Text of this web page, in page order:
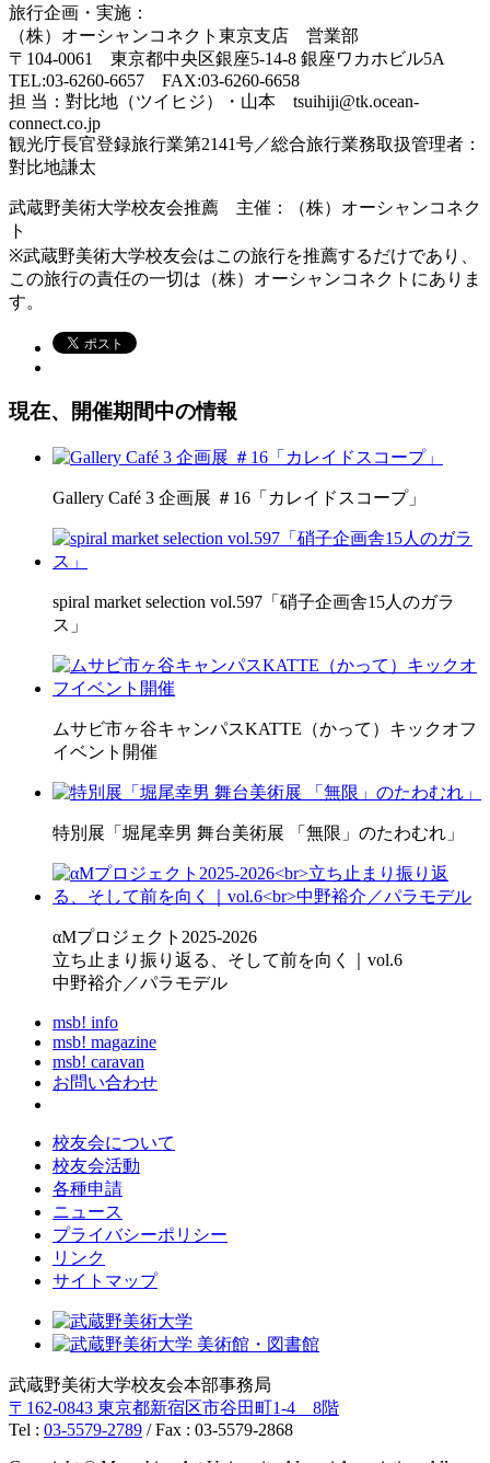
旅行企画・実施：
（株）オーシャンコネクト東京支店 営業部
〒104-0061 東京都中央区銀座5-14-8 銀座ワカホビル5A
TEL:03-6260-6657 FAX:03-6260-6658
担 当：對比地（ツイヒジ）・山本 tsuihiji@tk.ocean-
connect.co.jp
観光庁長官登録旅行業第2141号／総合旅行業務取扱管理者：
對比地謙太
武蔵野美術大学校友会推薦 主催：（株）オーシャンコネク
ト
※武蔵野美術大学校友会はこの旅行を推薦するだけであり、
この旅行の責任の一切は（株）オーシャンコネクトにありま
す。
現在、開催期間中の情報
Gallery Café 3 企画展 ＃16「カレイドスコープ」
spiral market selection vol.597「硝子企画舎15人のガラ
ス」
ムサビ市ヶ谷キャンパスKATTE（かって）キックオフ
イベント開催
特別展「堀尾幸男 舞台美術展 「無限」のたわむれ」
αMプロジェクト2025-2026
立ち止まり振り返る、そして前を向く｜vol.6
中野裕介／パラモデル
msb! info
msb! magazine
msb! caravan
お問い合わせ
校友会について
校友会活動
各種申請
ニュース
プライバシーポリシー
リンク
サイトマップ
武蔵野美術大学校友会本部事務局
〒162-0843 東京都新宿区市谷田町1-4 8階
Tel : 03-5579-2789 / Fax : 03-5579-2868